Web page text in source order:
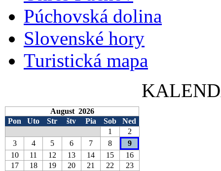
Púchovská dolina
Slovenské hory
Turistická mapa
August 2026
Pon
Uto Str štv Pia Sob
Ned
1
2
3
4 5 6 7 8
9
10
11 12 13 14 15
16
17
18 19 20 21 22
23